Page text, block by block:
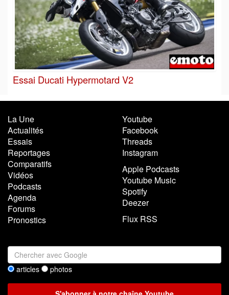
Essai Ducati Hypermotard V2
La Une
Actualités
Essais
Reportages
Comparatifs
Vidéos
Podcasts
Agenda
Forums
Pronostics
Youtube
Facebook
Threads
Instagram
Apple Podcasts
Youtube Music
Spotify
Deezer
Flux RSS
articles photos